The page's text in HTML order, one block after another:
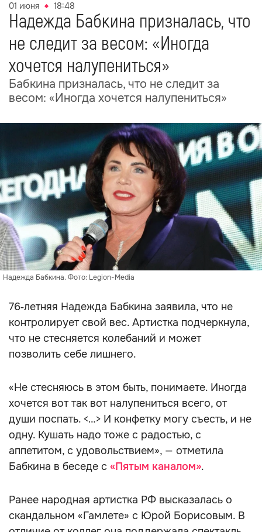
01 июня 18:48
Надежда Бабкина призналась, что
не следит за весом: «Иногда
хочется налупениться»
Бабкина призналась, что не следит за
весом: «Иногда хочется налупениться»
Надежда Бабкина. Фото: Legion-Media
76‑летняя Надежда Бабкина заявила, что не
контролирует свой вес. Артистка подчеркнула,
что не стесняется колебаний и может
позволить себе лишнего.
«Не стесняюсь в этом быть, понимаете. Иногда
хочется вот так вот налупениться всего, от
души поспать. <…> И конфетку могу съесть, и не
одну. Кушать надо тоже с радостью, с
аппетитом, с удовольствием», — отметила
Бабкина в беседе с «Пятым каналом».
Ранее народная артистка РФ высказалась о
скандальном «Гамлете» с Юрой Борисовым. В